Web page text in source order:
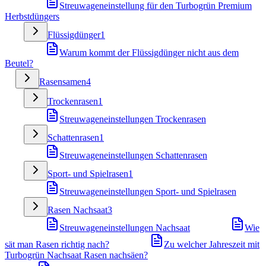
Streuwageneinstellung für den Turbogrün Premium
Herbstdüngers
Flüssigdünger1
Warum kommt der Flüssigdünger nicht aus dem
Beutel?
Rasensamen4
Trockenrasen1
Streuwageneinstellungen Trockenrasen
Schattenrasen1
Streuwageneinstellungen Schattenrasen
Sport- und Spielrasen1
Streuwageneinstellungen Sport- und Spielrasen
Rasen Nachsaat3
Streuwageneinstellungen Nachsaat
Wie
sät man Rasen richtig nach?
Zu welcher Jahreszeit mit
Turbogrün Nachsaat Rasen nachsäen?